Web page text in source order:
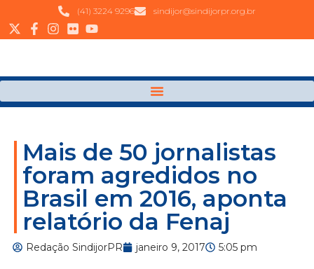
(41) 3224 9296 sindijor@sindijorpr.org.br
Mais de 50 jornalistas
foram agredidos no
Brasil em 2016, aponta
relatório da Fenaj
Redação SindijorPR janeiro 9, 2017 5:05 pm